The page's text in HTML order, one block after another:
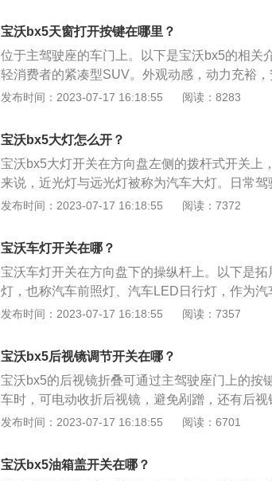
检测，而一些不专业的维修店也经常会疏忽这一
有无磨损和裂痕，在胎纹磨损到磨损标志线之
胎侧有细小裂纹，就不能用它跑长途或高速行车
容易发生爆胎。
宝沃bx5天窗打开按键在哪里？
位于主驾驶座的车门上。以下是宝沃bx5的相关
轻消费者的紧凑型SUV。外观动感，动力充裕
点。在外形设计上：宝沃BX5以年轻、动感为主
在2017一举获得德国红点设计大奖。内饰上：
布局，为车辆提供了驾乘氛围。电动开合的全
2685mm同级领先轴距以及超大的储物空间，也
适性。
发布时间：2023-07-17 16:18:55 阅读：8283
宝沃bx5大灯怎么开？
宝沃bx5大灯开关在方向盘左侧的拨杆式开关上
来说，近光灯与远光灯被称为汽车大灯。日常
满足使用。关于车灯的相关信息如下：1、简介
倒车灯：倒车灯在驾驶者挂上倒档时自动开启，
示后面车辆正在倒车的作用。
发布时间：2023-07-17 16:18:55 阅读：7372
宝沃车灯开关在哪？
宝沃车灯开关在方向盘下的操纵杆上。以下是
灯，也称汽车前照灯、汽车LED日行灯，作为
的外在形象，更与夜间开车或坏天气条件下的安
时一定要关闭远光灯，等待会车结束后再开启远
到对方驾驶员的视线造成意外，这也是文明开车
发布时间：2023-07-17 16:18:55 阅读：7357
宝沃bx5后视镜调节开关在哪？
宝沃bx5的后视镜折叠可通过主驾驶座门上的按
车时，可电动收折后视镜，避免剐蹭，还有后
员坐在驾驶室座位上直接获取汽车后方、侧方和
250牛米，在转速为1750-4000rpm时这款车达
匹配有6挡手动或6挡手自一体变速箱，动力表
发布时间：2023-07-17 16:18:55 阅读：6701
宝沃bx5油箱盖开关在哪？